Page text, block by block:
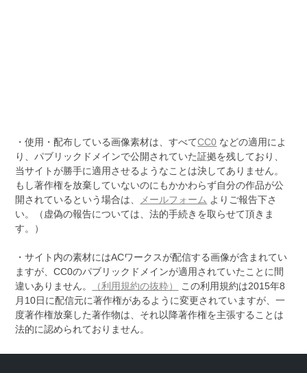
・使用・配布している画像素材は、すべてCC0 などの適用によ
り、パブリックドメインで公開されていた証拠を残しており、
当サイトが勝手に適用させるようなことは決してありません。
もし著作権を放棄していないのにもかかわらず自分の作品が公
開されているという場合は、
メールフォーム よりご報告下さ
い。（虚偽の報告については、法的手続きを取らせて頂きま
す。）
・サイト内の素材にはACワークスが配信する画像が含まれてい
ますが、CC0のパブリックドメインが適用されていたことに間
違いありません。
（利用規約の抜粋）
この利用規約は2015年8
月10日に配信元に著作権があるように変更されていますが、一
度著作権放棄した著作物は、それ以降著作権を主張することは
法的に認められておりません。